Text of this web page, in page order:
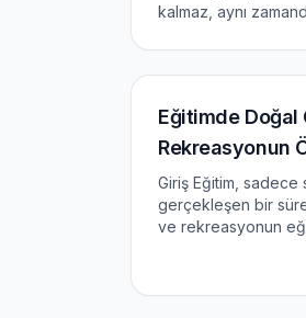
kalmaz, aynı
anlamalarına ve
yönetmelerine
Eğitimde Doğal
Rekreasyonun
Giriş Eğitim, sadece
gerçekleşen bir
ve rekreasyonun
rekreasyon